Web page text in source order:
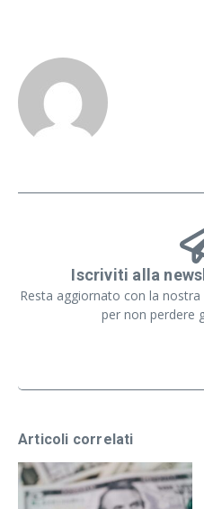
Iscriviti alla
Resta aggiornato con la
per non perdere
Articoli correlati